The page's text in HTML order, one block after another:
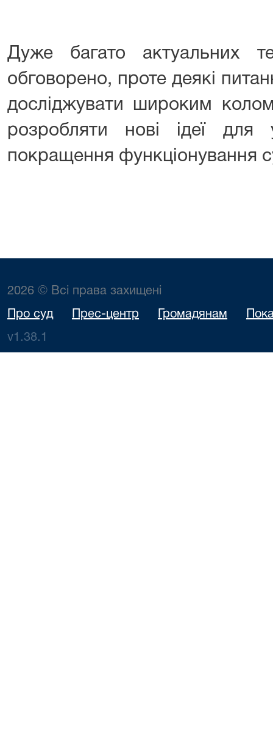
Дуже багато актуальних
обговорено, проте деякі
досліджувати широким
розробляти нові ідеї для
покращення функціонування
2026 © Всі права захищені
Про суд Прес-центр Громадянам
v1.38.1